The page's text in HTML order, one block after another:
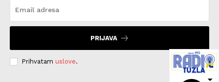
PRIJAVA
Prihvatam uslove.